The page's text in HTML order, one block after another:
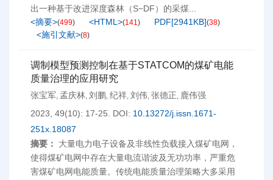
出一种基于改进深度森林（S−DF）的采煤...
<摘要>(499) <HTML>(141) PDF[2941KB](38)
<施引文献>(8)
调制模型预测控制在基于STATCOM的煤矿电能
质量治理的应用研究
张宝军, 孟庆林, 刘鹏, 纪祥, 刘伟, 张德正, 鹿伟强
2023, 49(10): 17-25.
DOI: 10.13272/j.issn.1671-
251x.18087
摘要：
大量电力电子设备及非线性负载接入煤矿电网，
使得煤矿电网中存在大量电流谐波及无功功率，严重危
害煤矿电网电能质量。传统电能质量治理策略大多采用